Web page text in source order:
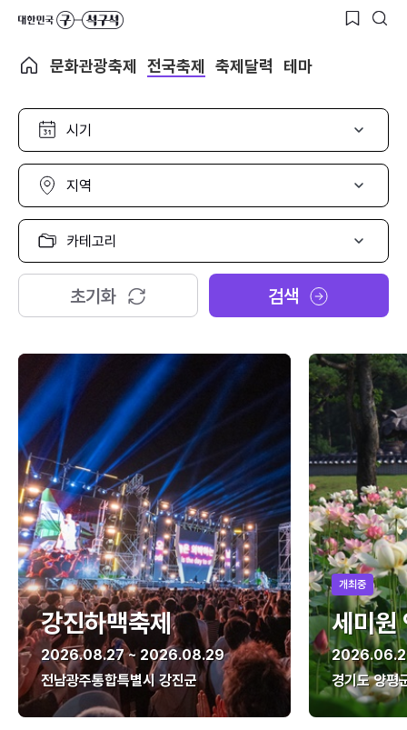
문화관광축제 전국축제 축제달력 테마
시
선
택
지
선
택
카
고
리
택
초기화 검색
강진하맥축제
2026.08.27 ~ 2026.08.29
전남광주통합특별시 강진군
개최중
세미원
경기도 양평